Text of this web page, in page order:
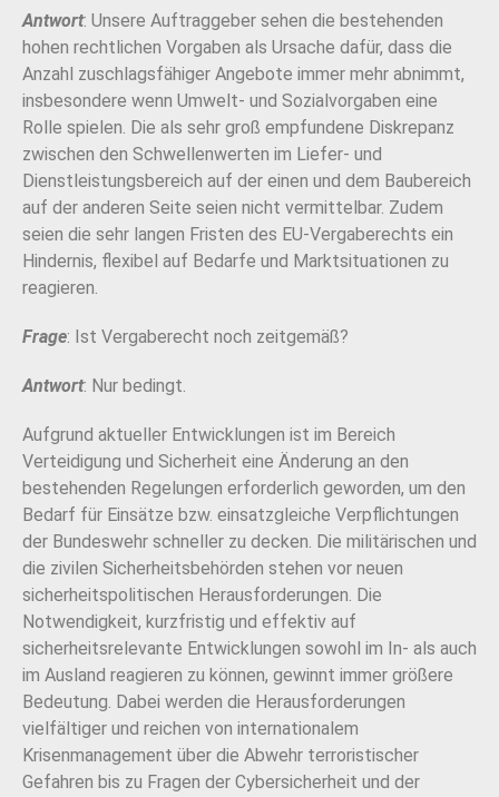
Antwort: Unsere Auftraggeber sehen die bestehenden
hohen rechtlichen Vorgaben als Ursache dafür, dass die
Anzahl zuschlagsfähiger Angebote immer mehr abnimmt,
insbesondere wenn Umwelt- und Sozialvorgaben eine
Rolle spielen. Die als sehr groß empfundene Diskrepanz
zwischen den Schwellenwerten im Liefer- und
Dienstleistungsbereich auf der einen und dem Baubereich
auf der anderen Seite seien nicht vermittelbar. Zudem
seien die sehr langen Fristen des EU-Vergaberechts ein
Hindernis, flexibel auf Bedarfe und Marktsituationen zu
reagieren.
Frage: Ist Vergaberecht noch zeitgemäß?
Antwort: Nur bedingt.
Aufgrund aktueller Entwicklungen ist im Bereich
Verteidigung und Sicherheit eine Änderung an den
bestehenden Regelungen erforderlich geworden, um den
Bedarf für Einsätze bzw. einsatzgleiche Verpflichtungen
der Bundeswehr schneller zu decken. Die militärischen und
die zivilen Sicherheitsbehörden stehen vor neuen
sicherheitspolitischen Herausforderungen. Die
Notwendigkeit, kurzfristig und effektiv auf
sicherheitsrelevante Entwicklungen sowohl im In- als auch
im Ausland reagieren zu können, gewinnt immer größere
Bedeutung. Dabei werden die Herausforderungen
vielfältiger und reichen von internationalem
Krisenmanagement über die Abwehr terroristischer
Gefahren bis zu Fragen der Cybersicherheit und der